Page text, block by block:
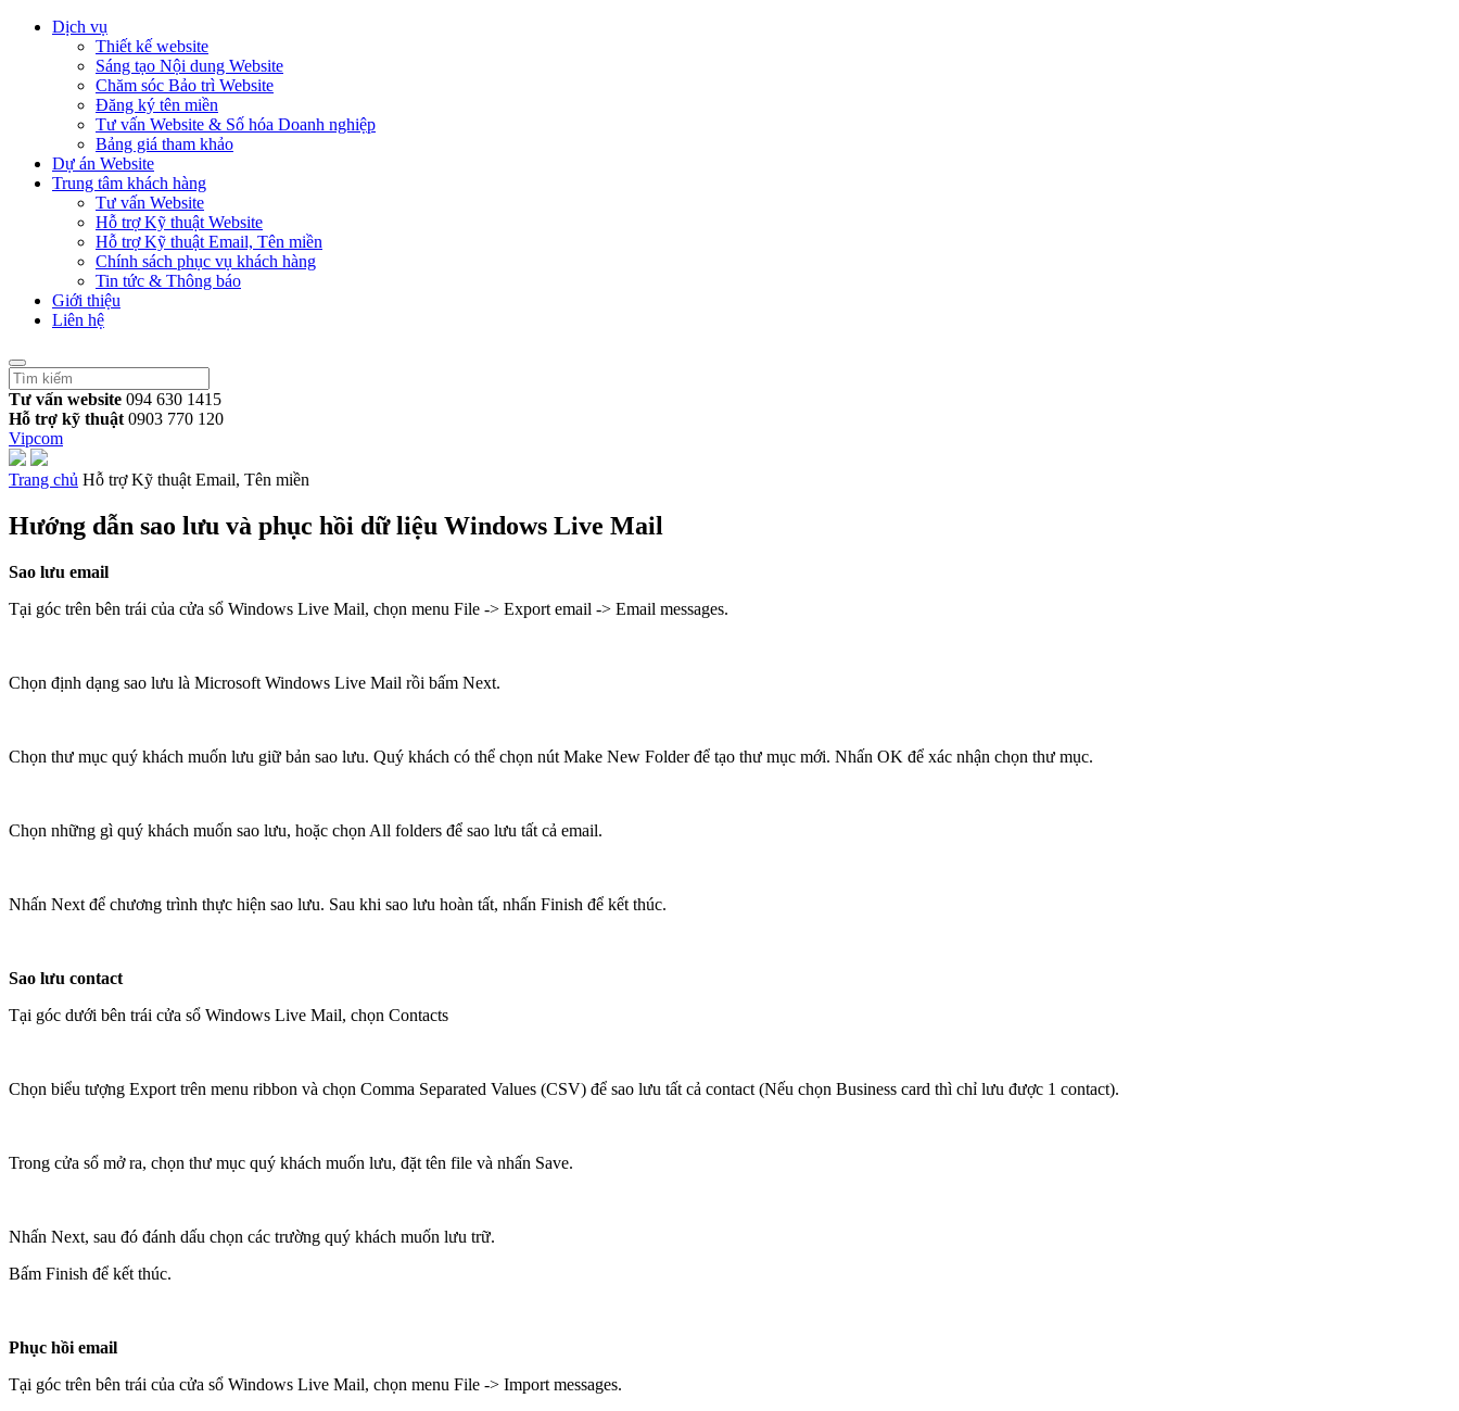
Dịch vụ
Thiết kế website
Sáng tạo Nội dung Website
Chăm sóc Bảo trì Website
Đăng ký tên miền
Tư vấn Website & Số hóa Doanh nghiệp
Bảng giá tham khảo
Dự án Website
Trung tâm khách hàng
Tư vấn Website
Hỗ trợ Kỹ thuật Website
Hỗ trợ Kỹ thuật Email, Tên miền
Chính sách phục vụ khách hàng
Tin tức & Thông báo
Giới thiệu
Liên hệ
Tư vấn website 094 630 1415
Hỗ trợ kỹ thuật 0903 770 120
Vipcom
Trang chủ Hỗ trợ Kỹ thuật Email, Tên miền
Hướng dẫn sao lưu và phục hồi dữ liệu Windows Live Mail
Sao lưu email
Tại góc trên bên trái của cửa sổ Windows Live Mail, chọn menu File -> Export email -> Email messages.
Chọn định dạng sao lưu là Microsoft Windows Live Mail rồi bấm Next.
Chọn thư mục quý khách muốn lưu giữ bản sao lưu. Quý khách có thể chọn nút Make New Folder để tạo thư mục mới. Nhấn OK để xác nhận chọn thư mục.
Chọn những gì quý khách muốn sao lưu, hoặc chọn All folders để sao lưu tất cả email.
Nhấn Next để chương trình thực hiện sao lưu. Sau khi sao lưu hoàn tất, nhấn Finish để kết thúc.
Sao lưu contact
Tại góc dưới bên trái cửa sổ Windows Live Mail, chọn Contacts
Chọn biểu tượng Export trên menu ribbon và chọn Comma Separated Values (CSV) để sao lưu tất cả contact (Nếu chọn Business card thì chỉ lưu được 1 contact).
Trong cửa sổ mở ra, chọn thư mục quý khách muốn lưu, đặt tên file và nhấn Save.
Nhấn Next, sau đó đánh dấu chọn các trường quý khách muốn lưu trữ.
Bấm Finish để kết thúc.
Phục hồi email
Tại góc trên bên trái của cửa sổ Windows Live Mail, chọn menu File -> Import messages.